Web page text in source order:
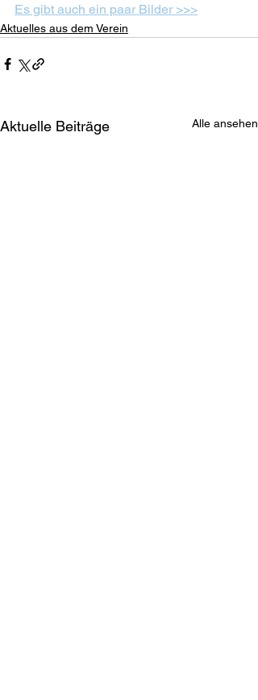
Es gibt auch ein paar Bilder >>>
Aktuelles aus dem Verein
Aktuelle Beiträge Alle ansehen